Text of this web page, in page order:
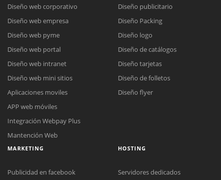
Diseño web corporativo
Diseño web empresa
Diseño web pyme
Diseño web portal
Diseño web intranet
Diseño web mini sitios
Aplicaciones moviles
APP web móviles
Integración Webpay Plus
Mantención Web
Diseño publicitario
Diseño Packing
Diseño logo
Diseño de catálogos
Diseño tarjetas
Diseño de folletos
Diseño flyer
MARKETING
Publicidad en facebook
HOSTING
Servidores dedicados